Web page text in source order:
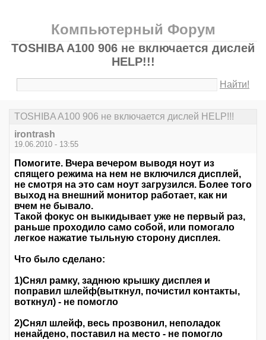
Компьютерный Форум
TOSHIBA A100 906 не включается дислей
HELP!!!
Найти!
TOSHIBA A100 906 не включается дислей HELP!!!
irontrash
19.06.2010 - 13:55
Помогите. Вчера вечером выводя ноут из
спящего режима на нем не включился дисплей,
не смотря на это сам ноут загрузился. Более того
выход на внешний монитор работает, как ни
вчем не бывало.
Такой фокус он выкидывает уже не первый раз,
раньше проходило само собой, или помогало
легкое нажатие тыльную сторону дисплея.
Что было сделано:
1)Снял рамку, заднюю крышку дисплея и
поправил шлейф(выткнул, почистил контакты,
воткнул) - не помогло
2)Снял шлейф, весь прозвонил, неполадок
ненайдено, поставил на место - не помогло